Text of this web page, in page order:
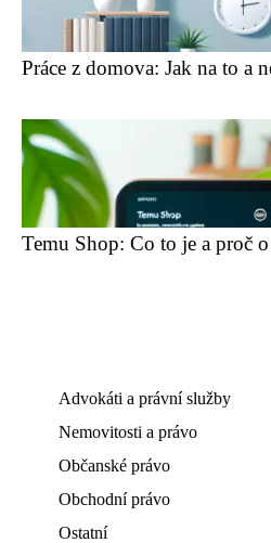
Práce z domova: Jak na to a
Temu Shop: Co to je a proč
Advokáti a právní služby
Nemovitosti a právo
Občanské právo
Obchodní právo
Ostatní